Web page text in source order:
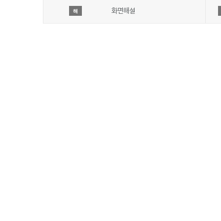
해 화면해설